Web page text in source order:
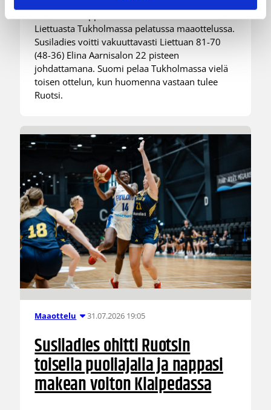
Liettuasta Tukholmassa pelatussa maaottelussa.
Susiladies voitti vakuuttavasti Liettuan 81-70
(48-36) Elina Aarnisalon 22 pisteen
johdattamana. Suomi pelaa Tukholmassa vielä
toisen ottelun, kun huomenna vastaan tulee
Ruotsi.
Maaottelu 31.07.2026 19:05
Susiladies ohitti Ruotsin
toisella puoliajalla ja nappasi
makean voiton Klaipedassa